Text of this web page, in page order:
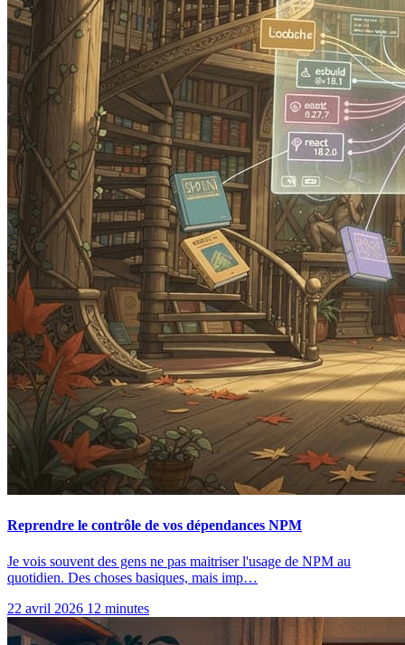
Reprendre le contrôle de vos dépendances NPM
Je vois souvent des gens ne pas maitriser l'usage de NPM au
quotidien. Des choses basiques, mais imp…
22 avril 2026 12 minutes